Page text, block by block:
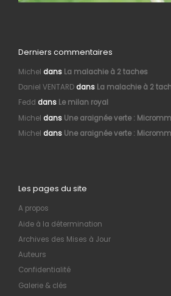
Derniers commentaires
Michel dans La malachie à 2 taches
Daniel VENTARDdans La malachie à 2
Fedd dans Le milan royal
Michel dans Une araignée verte :
Michel dans Une araignée verte :
Les pages du site
A propos
Aide à la détermination
Archives des Mises à Jour
Auteurs
Confidentialité
Galerie & clés